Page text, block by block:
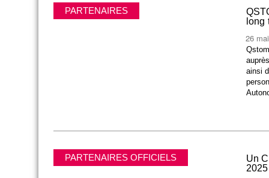
PARTENAIRES
long
26
ainsi
PARTENAIRES OFFICIELS
Un
2025